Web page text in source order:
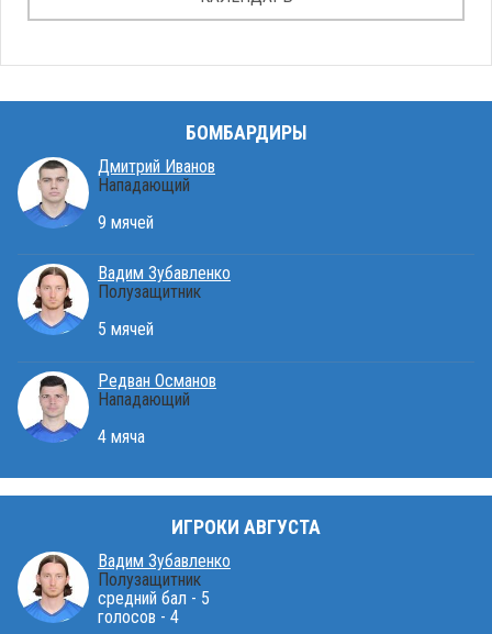
БОМБАРДИРЫ
Дмитрий Иванов
Нападающий
9 мячей
Вадим Зубавленко
Полузащитник
5 мячей
Редван Османов
Нападающий
4 мяча
ИГРОКИ АВГУСТА
Вадим Зубавленко
Полузащитник
средний бал - 5
голосов - 4